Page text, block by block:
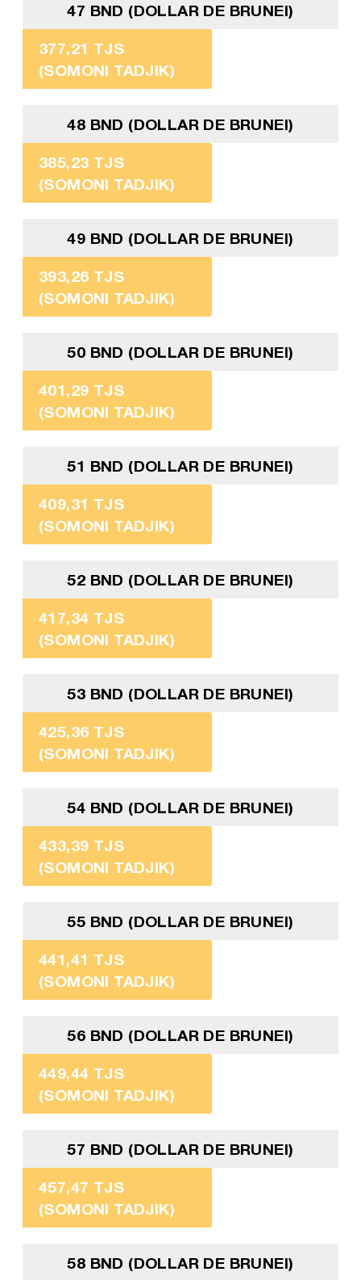
47 BND (DOLLAR DE BRUNEI)
377,21 TJS
(SOMONI TADJIK)
48 BND (DOLLAR DE BRUNEI)
385,23 TJS
(SOMONI TADJIK)
49 BND (DOLLAR DE BRUNEI)
393,26 TJS
(SOMONI TADJIK)
50 BND (DOLLAR DE BRUNEI)
401,29 TJS
(SOMONI TADJIK)
51 BND (DOLLAR DE BRUNEI)
409,31 TJS
(SOMONI TADJIK)
52 BND (DOLLAR DE BRUNEI)
417,34 TJS
(SOMONI TADJIK)
53 BND (DOLLAR DE BRUNEI)
425,36 TJS
(SOMONI TADJIK)
54 BND (DOLLAR DE BRUNEI)
433,39 TJS
(SOMONI TADJIK)
55 BND (DOLLAR DE BRUNEI)
441,41 TJS
(SOMONI TADJIK)
56 BND (DOLLAR DE BRUNEI)
449,44 TJS
(SOMONI TADJIK)
57 BND (DOLLAR DE BRUNEI)
457,47 TJS
(SOMONI TADJIK)
58 BND (DOLLAR DE BRUNEI)